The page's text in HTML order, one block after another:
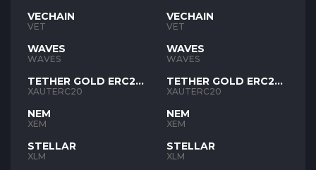
VECHAIN
VET
WAVES
WAVES
TETHER GOLD ERC20
XAUT
XAUTERC20
NEM
XEM
STELLAR
XLM
VECHAIN
VET
WAVES
WAVES
TETHER GOLD ERC20
XAUT
XAUTERC20
NEM
XEM
STELLAR
XLM